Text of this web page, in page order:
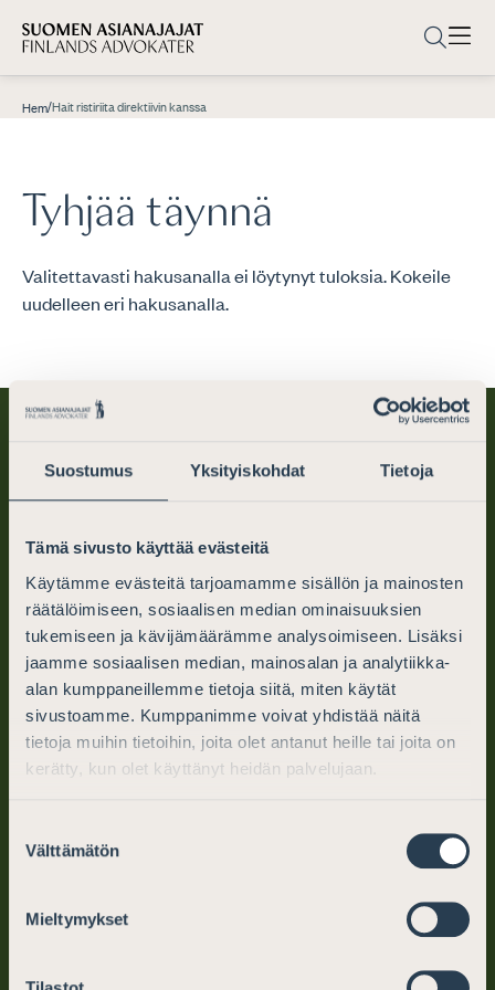
Suostumus Yksityiskohdat Tietoja
Tämä sivusto käyttää evästeitä
Käytämme evästeitä tarjoamamme sisällön ja mainosten
räätälöimiseen, sosiaalisen median ominaisuuksien
tukemiseen ja kävijämäärämme analysoimiseen. Lisäksi
jaamme sosiaalisen median, mainosalan ja analytiikka-
alan kumppaneillemme tietoja siitä, miten käytät
sivustoamme. Kumppanimme voivat yhdistää näitä
tietoja muihin tietoihin, joita olet antanut heille tai joita on
kerätty, kun olet käyttänyt heidän palvelujaan.
valinta
Välttämätön
Mieltymykset
Hem/Hait ristiriita direktiivin kanssa
Tyhjää täynnä
Valitettavasti hakusanalla ei löytynyt tuloksia. Kokeile
uudelleen eri hakusanalla.
Finlands Advokater
PB 194 (Mikaelsgatan 25)
00101 Helsingfors
tel. (09) 6866 120
info@advokater.fi